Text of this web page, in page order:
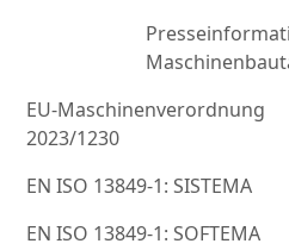
EU-Maschinenverordnung
2023/1230
EN ISO 13849-1: SISTEMA
EN ISO 13849-1: SOFTEMA